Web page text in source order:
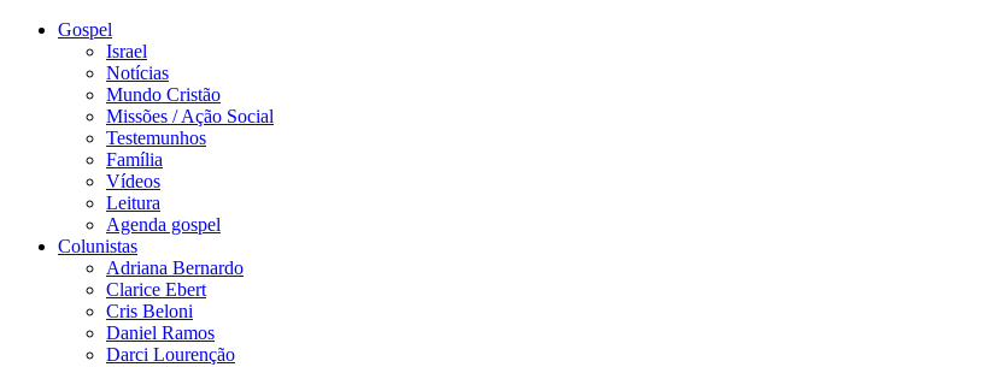
Gospel
Israel
Notícias
Mundo Cristão
Missões / Ação Social
Testemunhos
Família
Vídeos
Leitura
Agenda gospel
Colunistas
Adriana Bernardo
Clarice Ebert
Cris Beloni
Daniel Ramos
Darci Lourenção